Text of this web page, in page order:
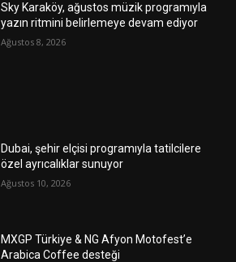
Sky Karaköy, ağustos müzik programıyla
yazın ritmini belirlemeye devam ediyor
Ağustos 8, 2026
Dubai, şehir elçisi programıyla tatilcilere
özel ayrıcalıklar sunuyor
Ağustos 10, 2026
MXGP Türkiye & NG Afyon Motofest’e
Arabica Coffee desteği